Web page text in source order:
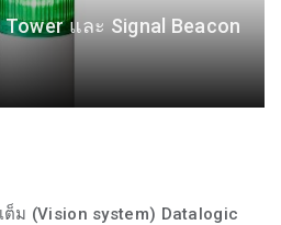
Tower และ Signal Beacon
ต็ม (Vision system) Datalogic